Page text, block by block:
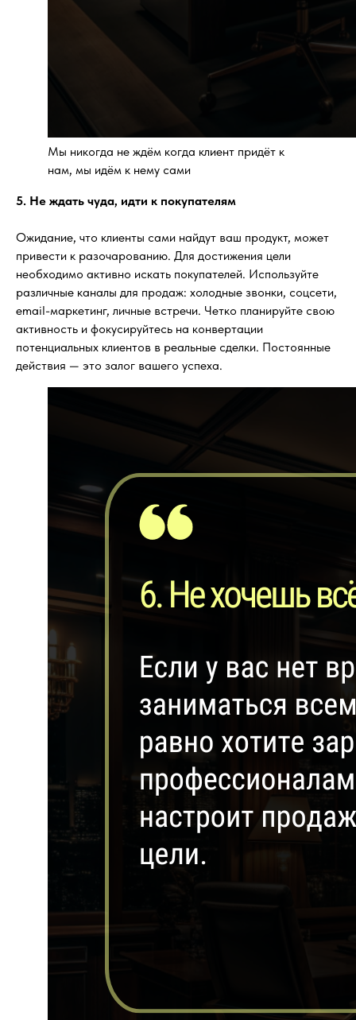
Мы никогда не ждём когда клиент придёт к
нам, мы идём к нему сами
5. Не ждать чуда, идти к покупателям
Ожидание, что клиенты сами найдут ваш продукт, может
привести к разочарованию. Для достижения цели
необходимо активно искать покупателей. Используйте
различные каналы для продаж: холодные звонки, соцсети,
email-маркетинг, личные встречи. Четко планируйте свою
активность и фокусируйтесь на конвертации
потенциальных клиентов в реальные сделки. Постоянные
действия — это залог вашего успеха.